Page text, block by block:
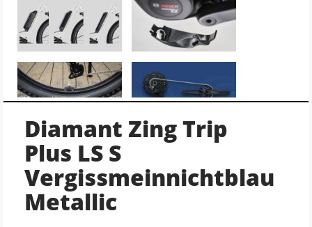
Diamant Zing Trip
Plus LS S
Vergissmeinnichtblau
Metallic